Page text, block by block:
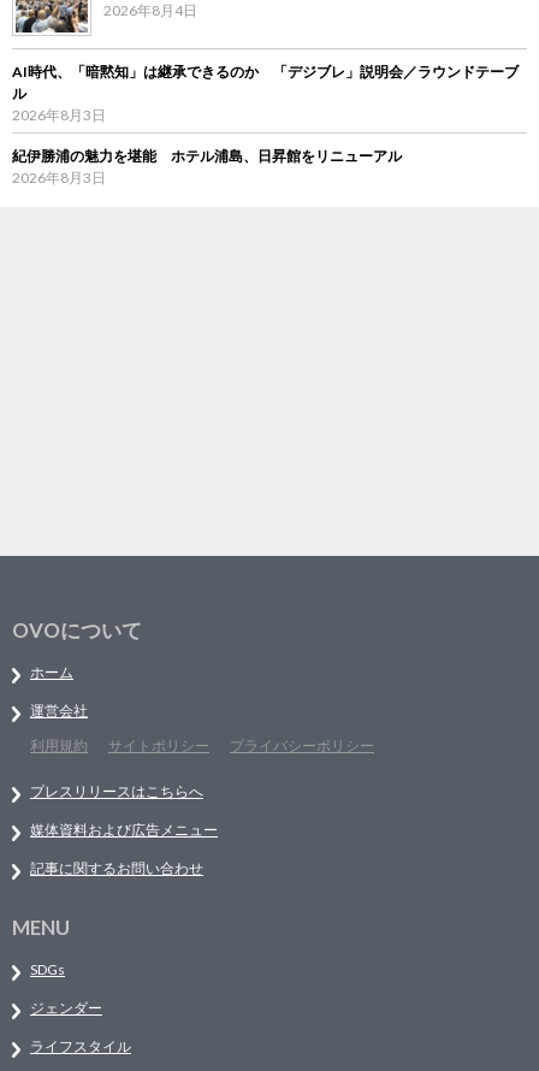
2026年8月4日
AI時代、「暗黙知」は継承できるのか 「デジブレ」説明会／ラウンドテーブ
ル
2026年8月3日
紀伊勝浦の魅力を堪能 ホテル浦島、日昇館をリニューアル
2026年8月3日
OVOについて
ホーム
運営会社
利用規約
サイトポリシー プライバシーポリシー
プレスリリースはこちらへ
媒体資料および広告メニュー
記事に関するお問い合わせ
MENU
SDGs
ジェンダー
ライフスタイル